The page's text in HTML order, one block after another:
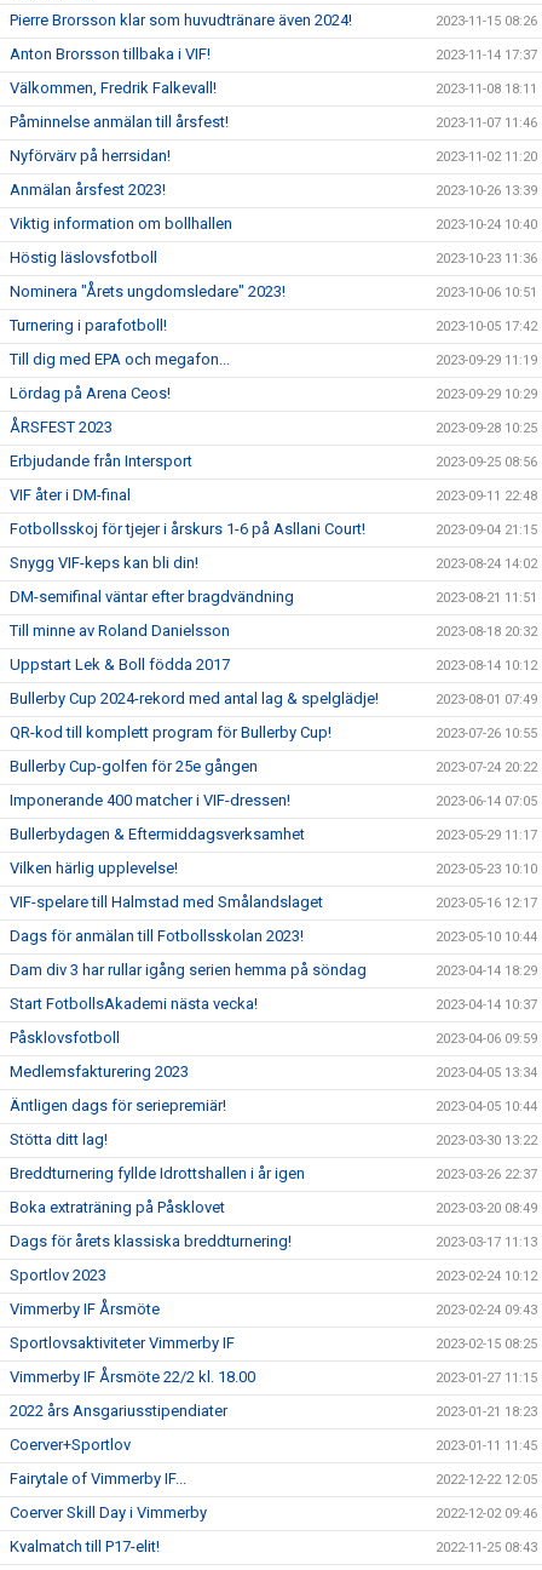
Pierre Brorsson klar som huvudtränare även 2024! 2023-11-15 08:26
Anton Brorsson tillbaka i VIF! 2023-11-14 17:37
Välkommen, Fredrik Falkevall! 2023-11-08 18:11
Påminnelse anmälan till årsfest! 2023-11-07 11:46
Nyförvärv på herrsidan! 2023-11-02 11:20
Anmälan årsfest 2023! 2023-10-26 13:39
Viktig information om bollhallen 2023-10-24 10:40
Höstig läslovsfotboll 2023-10-23 11:36
Nominera "Årets ungdomsledare" 2023! 2023-10-06 10:51
Turnering i parafotboll! 2023-10-05 17:42
Till dig med EPA och megafon... 2023-09-29 11:19
Lördag på Arena Ceos! 2023-09-29 10:29
ÅRSFEST 2023 2023-09-28 10:25
Erbjudande från Intersport 2023-09-25 08:56
VIF åter i DM-final 2023-09-11 22:48
Fotbollsskoj för tjejer i årskurs 1-6 på Asllani Court! 2023-09-04 21:15
Snygg VIF-keps kan bli din! 2023-08-24 14:02
DM-semifinal väntar efter bragdvändning 2023-08-21 11:51
Till minne av Roland Danielsson 2023-08-18 20:32
Uppstart Lek & Boll födda 2017 2023-08-14 10:12
Bullerby Cup 2024-rekord med antal lag & spelglädje! 2023-08-01 07:49
QR-kod till komplett program för Bullerby Cup! 2023-07-26 10:55
Bullerby Cup-golfen för 25e gången 2023-07-24 20:22
Imponerande 400 matcher i VIF-dressen! 2023-06-14 07:05
Bullerbydagen & Eftermiddagsverksamhet 2023-05-29 11:17
Vilken härlig upplevelse! 2023-05-23 10:10
VIF-spelare till Halmstad med Smålandslaget 2023-05-16 12:17
Dags för anmälan till Fotbollsskolan 2023! 2023-05-10 10:44
Dam div 3 har rullar igång serien hemma på söndag 2023-04-14 18:29
Start FotbollsAkademi nästa vecka! 2023-04-14 10:37
Påsklovsfotboll 2023-04-06 09:59
Medlemsfakturering 2023 2023-04-05 13:34
Äntligen dags för seriepremiär! 2023-04-05 10:44
Stötta ditt lag! 2023-03-30 13:22
Breddturnering fyllde Idrottshallen i år igen 2023-03-26 22:37
Boka extraträning på Påsklovet 2023-03-20 08:49
Dags för årets klassiska breddturnering! 2023-03-17 11:13
Sportlov 2023 2023-02-24 10:12
Vimmerby IF Årsmöte 2023-02-24 09:43
Sportlovsaktiviteter Vimmerby IF 2023-02-15 08:25
Vimmerby IF Årsmöte 22/2 kl. 18.00 2023-01-27 11:15
2022 års Ansgariusstipendiater 2023-01-21 18:23
Coerver+Sportlov 2023-01-11 11:45
Fairytale of Vimmerby IF... 2022-12-22 12:05
Coerver Skill Day i Vimmerby 2022-12-02 09:46
Kvalmatch till P17-elit! 2022-11-25 08:43